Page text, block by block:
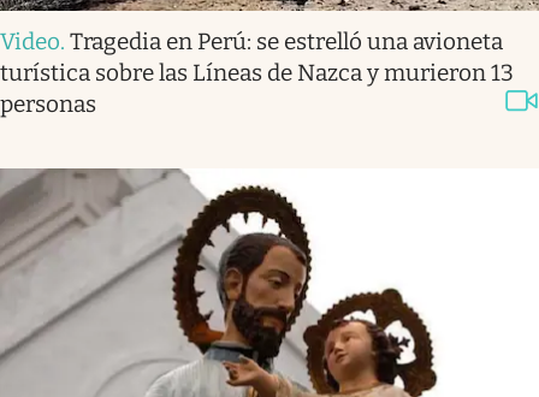
Video. Tragedia en Perú: se estrelló una avioneta
turística sobre las Líneas de Nazca y murieron 13
personas